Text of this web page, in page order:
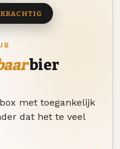
bier
met toegankelijk
dat het te veel